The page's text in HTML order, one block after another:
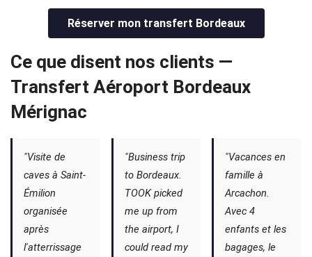
Réserver mon transfert Bordeaux
Ce que disent nos clients —
Transfert Aéroport Bordeaux
Mérignac
"Visite de
caves à Saint-
Émilion
organisée
après
l'atterrissage
"Business trip
to Bordeaux.
TOOK picked
me up from
the airport, I
could read my
"Vacances en
famille à
Arcachon.
Avec 4
enfants et les
bagages, le